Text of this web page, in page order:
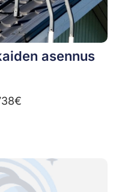
asennus